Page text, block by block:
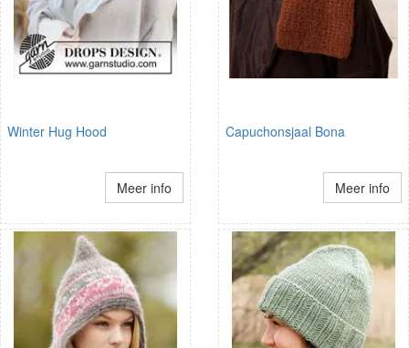
Winter Hug Hood
Meer info
Capuchonsjaal Bona
Meer info